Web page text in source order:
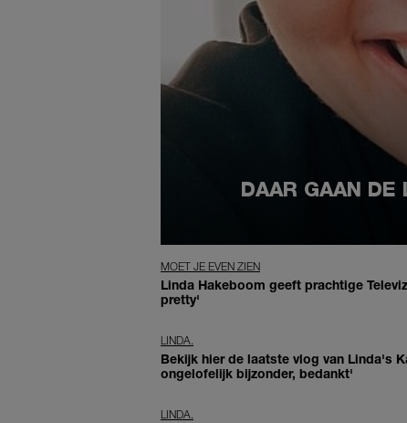
DAAR GAAN DE
MOET JE EVEN ZIEN
Linda Hakeboom geeft prachtige
pretty'
LINDA.
Bekijk hier de laatste vlog van Linda's
ongelofelijk bijzonder, bedankt'
LINDA.